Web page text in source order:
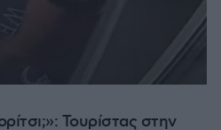
Τουρίστας στην